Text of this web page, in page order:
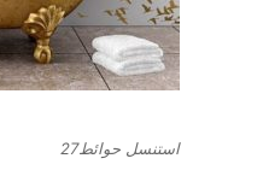
استنسل حوائط27